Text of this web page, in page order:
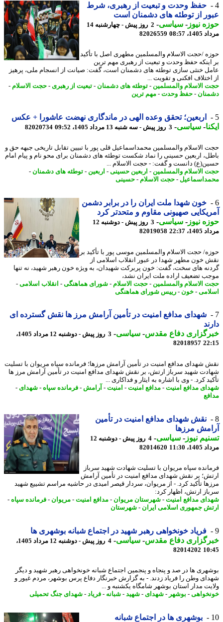
حفظ وحدت و تبعیت از رهبری، شرط
از توطئه های دشمنان است
نیوز-سیاسی-
2 روز پیش - چهارشنبه 14
08:57
82026559
/حجت الاسلام والمسلمین مطهری اصل با تأکید
حفظ وحدت و تبعیت از رهبری مهم ترین
خنثی سازی توطئه های دشمنان است، گفت: صیانت از انسجام ملی، پرهیز
افکنی و تقویت ...
الاسلام والمسلمین-توطئه های دشمنان-تبعیت از رهبری- حجت الاسلام-
-حفظ وحدت-مهم ترین
اربعین؛ تحقق وعده الهی در ماندگاری نهضت عاشورا + عکس
-سیاسی-3 روز پیش - سه شنبه 13 مرداد 1405، 09:52 82020734
الاسلام والمسلمین محمداسماعیل قلی پور با تبیین تقابل تاریخی جبهه حق و
اربعین حسینی را نماد شکست توطئه های دشمنان برای محو نام و پیام امام
دانست و گفت: - حجت الاسلام ...
الاسلام والمسلمین-اربعین حسینی-اربعین -توطئه های دشمنان-
-حجت الاسلام-حسینی
خون شهدا ملت ایران را در برابر دشمن
صهیونی مقاوم و متحدتر کرد
نیوز-سیاسی-
3 روز پیش - دوشنبه 12
22:37
82019058
حجت الاسلام والمسلمین موسی پور با تأکید بر
خون مطهر شهدا در عبور انقلاب اسلامی از
های سخت، گفت: خون پربرکت شهیدان، به ویژه خون رهبر شهید، نه تنها
تضعیف اراده ملت ایران نشد،
الاسلام والمسلمین-حجت الاسلام-شورای هماهنگی-انقلاب اسلامی-
-خون-رییس شورای هماهنگی
شهدای مدافع امنیت در تأمین آرامش مرز ها نقش گسترده ای
دفاع مقدس-سیاسی-
3 روز پیش - دوشنبه 12 مرداد 1405،
82018957
شهدای مدافع امنیت در تأمین آرامش مرزها؛ فرمانده سپاه مریوان با تسلیت
شهید سرباز ارتش، بر نقش شهدای مدافع امنیت در تأمین آرامش مرز ها
کرد. - وی با اشاره به ایثار و فداکاری ...
مدافع امنیت-مدافع امنیت-امنیت-آرامش -فرمانده سپاه-شهدای-
نقش شهدای مدافع امنیت در تأمین
مرزها
نیوز-سیاسی-
4 روز پیش - دوشنبه 12
11:30
82014620
سپاه مریوان با تسلیت شهادت شهید سرباز
بر نقش شهدای مدافع امنیت در تأمین آرامش
تأکید کرد. - از مریوان، سردار قیصر امیدی در حاشیه مراسم تشییع شهید
ارتش، اظهار کرد:
مدافع امنیت-شهرستان مریوان - مدافع امنیت-مریوان - فرمانده سپاه-
جمهوری اسلامی ایران - شهرستان
فریاد خونخواهی رهبر شهید در اجتماع شبانه بوشهری ها
دفاع مقدس-سیاسی-
4 روز پیش - دوشنبه 12 مرداد 1405،
82014202
ها در صد و پنجاه و پنجمین اجتماع شبانه خونخواهی رهبر شهید و دیگر
وطن را فریاد زدند. - به گزارش خبرنگار دفاع پرس بوشهر، مردم غیور و
مدار استان بوشهر شامگاه یکشنبه و ...
-بوشهر-شهدای- شهید-شبانه-فریاد- شهدای جنگ تحمیلی
بوشهری ها در اجتماع شبانه